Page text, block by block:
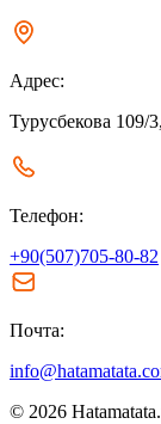
Адрес:
Турусбекова
Телефон:
+90(507)705-80-82
Почта:
© 2026